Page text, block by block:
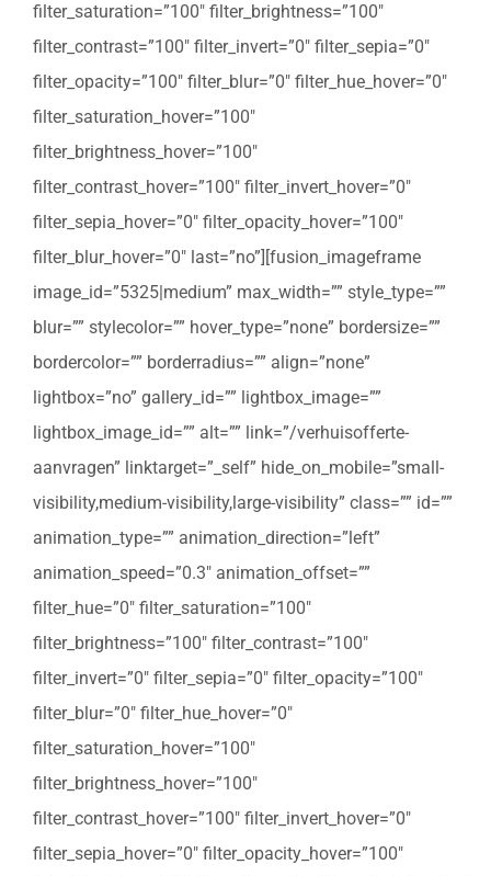
filter_saturation=”100″ filter_brightness=”100″
filter_contrast=”100″ filter_invert=”0″ filter_sepia=”0″
filter_opacity=”100″ filter_blur=”0″ filter_hue_hover=”0″
filter_saturation_hover=”100″
filter_brightness_hover=”100″
filter_contrast_hover=”100″ filter_invert_hover=”0″
filter_sepia_hover=”0″ filter_opacity_hover=”100″
filter_blur_hover=”0″ last=”no”][fusion_imageframe
image_id=”5325|medium” max_width=”” style_type=””
blur=”” stylecolor=”” hover_type=”none” bordersize=””
bordercolor=”” borderradius=”” align=”none”
lightbox=”no” gallery_id=”” lightbox_image=””
lightbox_image_id=”” alt=”” link=”/verhuisofferte-
aanvragen” linktarget=”_self” hide_on_mobile=”small-
visibility,medium-visibility,large-visibility” class=”” id=””
animation_type=”” animation_direction=”left”
animation_speed=”0.3″ animation_offset=””
filter_hue=”0″ filter_saturation=”100″
filter_brightness=”100″ filter_contrast=”100″
filter_invert=”0″ filter_sepia=”0″ filter_opacity=”100″
filter_blur=”0″ filter_hue_hover=”0″
filter_saturation_hover=”100″
filter_brightness_hover=”100″
filter_contrast_hover=”100″ filter_invert_hover=”0″
filter_sepia_hover=”0″ filter_opacity_hover=”100″